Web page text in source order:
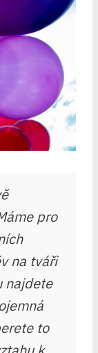
pro
na tváři
najdete
to